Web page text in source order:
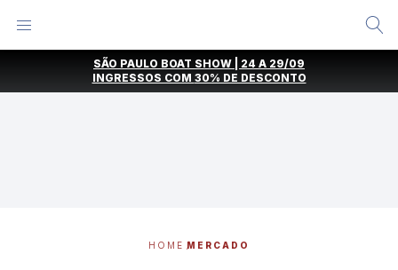
SÃO PAULO BOAT SHOW | 24 A 29/09
INGRESSOS COM 30% DE DESCONTO
HOME MERCADO